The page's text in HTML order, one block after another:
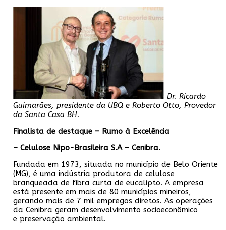
Dr. Ricardo
Guimarães, presidente da UBQ e Roberto Otto, Provedor
da Santa Casa BH.
Finalista de destaque – Rumo à Excelência
– Celulose Nipo-Brasileira S.A – Cenibra.
Fundada em 1973, situada no município de Belo Oriente
(MG), é uma indústria produtora de celulose
branqueada de fibra curta de eucalipto. A empresa
está presente em mais de 80 municípios mineiros,
gerando mais de 7 mil empregos diretos. As operações
da Cenibra geram desenvolvimento socioeconômico
e preservação ambiental.